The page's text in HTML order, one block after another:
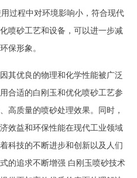
过程中对环境影响小，符合现代
喷砂工艺和设备，可以进一步减
保形象。
其优良的物理和化学性能被广泛
合适的白刚玉和优化喷砂工艺参
高质量的喷砂处理效果。同时，
效益和环保性能在现代工业领域
科技的不断进步和创新以及人们
的追求不断增强 白刚玉喷砂技术